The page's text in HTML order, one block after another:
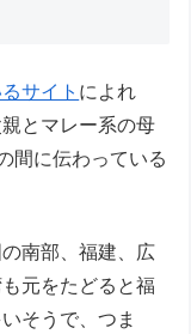
サイト によれ
とマレー系の母
間に伝わっている
南部、福建、広
元をたどると福
そうで、つま